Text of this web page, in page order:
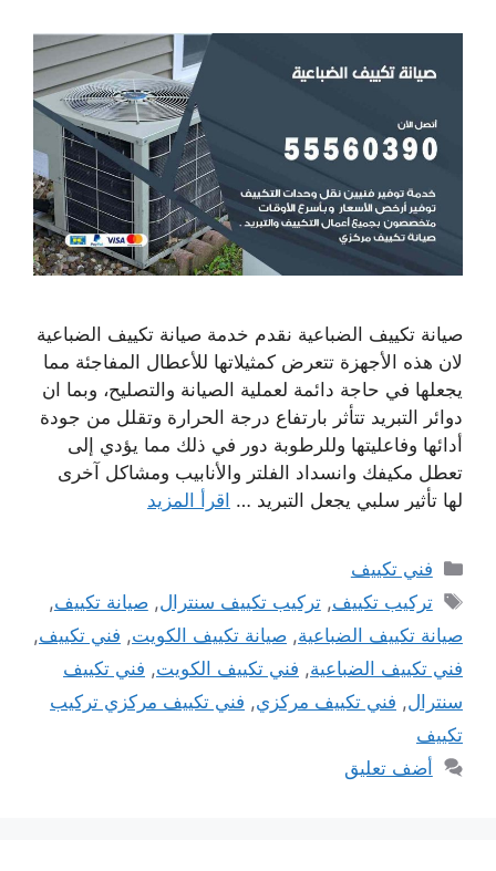
صيانة تكييف الضباعية نقدم خدمة صيانة تكييف الضباعية
لان هذه الأجهزة تتعرض كمثيلاتها للأعطال المفاجئة مما
يجعلها في حاجة دائمة لعملية الصيانة والتصليح، وبما ان
دوائر التبريد تتأثر بارتفاع درجة الحرارة وتقلل من جودة
أدائها وفاعليتها وللرطوبة دور في ذلك مما يؤدي إلى
تعطل مكيفك وانسداد الفلتر والأنابيب ومشاكل آخرى
لها تأثير سلبي يجعل التبريد … اقرأ المزيد
التصنيفات
فني تكييف
الوسوم
تركيب تكييف,تركيب تكييف سنترال,صيانة تكييف,
صيانة تكييف الضباعية, صيانة تكييف الكويت, فني تكييف,
فني تكييف الضباعية, فني تكييف الكويت, فني تكييف
سنترال, فني تكييف مركزي, فني تكييف مركزي تركيب
تكييف
أضف تعليق